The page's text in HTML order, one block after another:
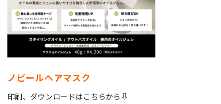
ノビールヘアマスク
印刷、ダウンロードはこちらから⇩